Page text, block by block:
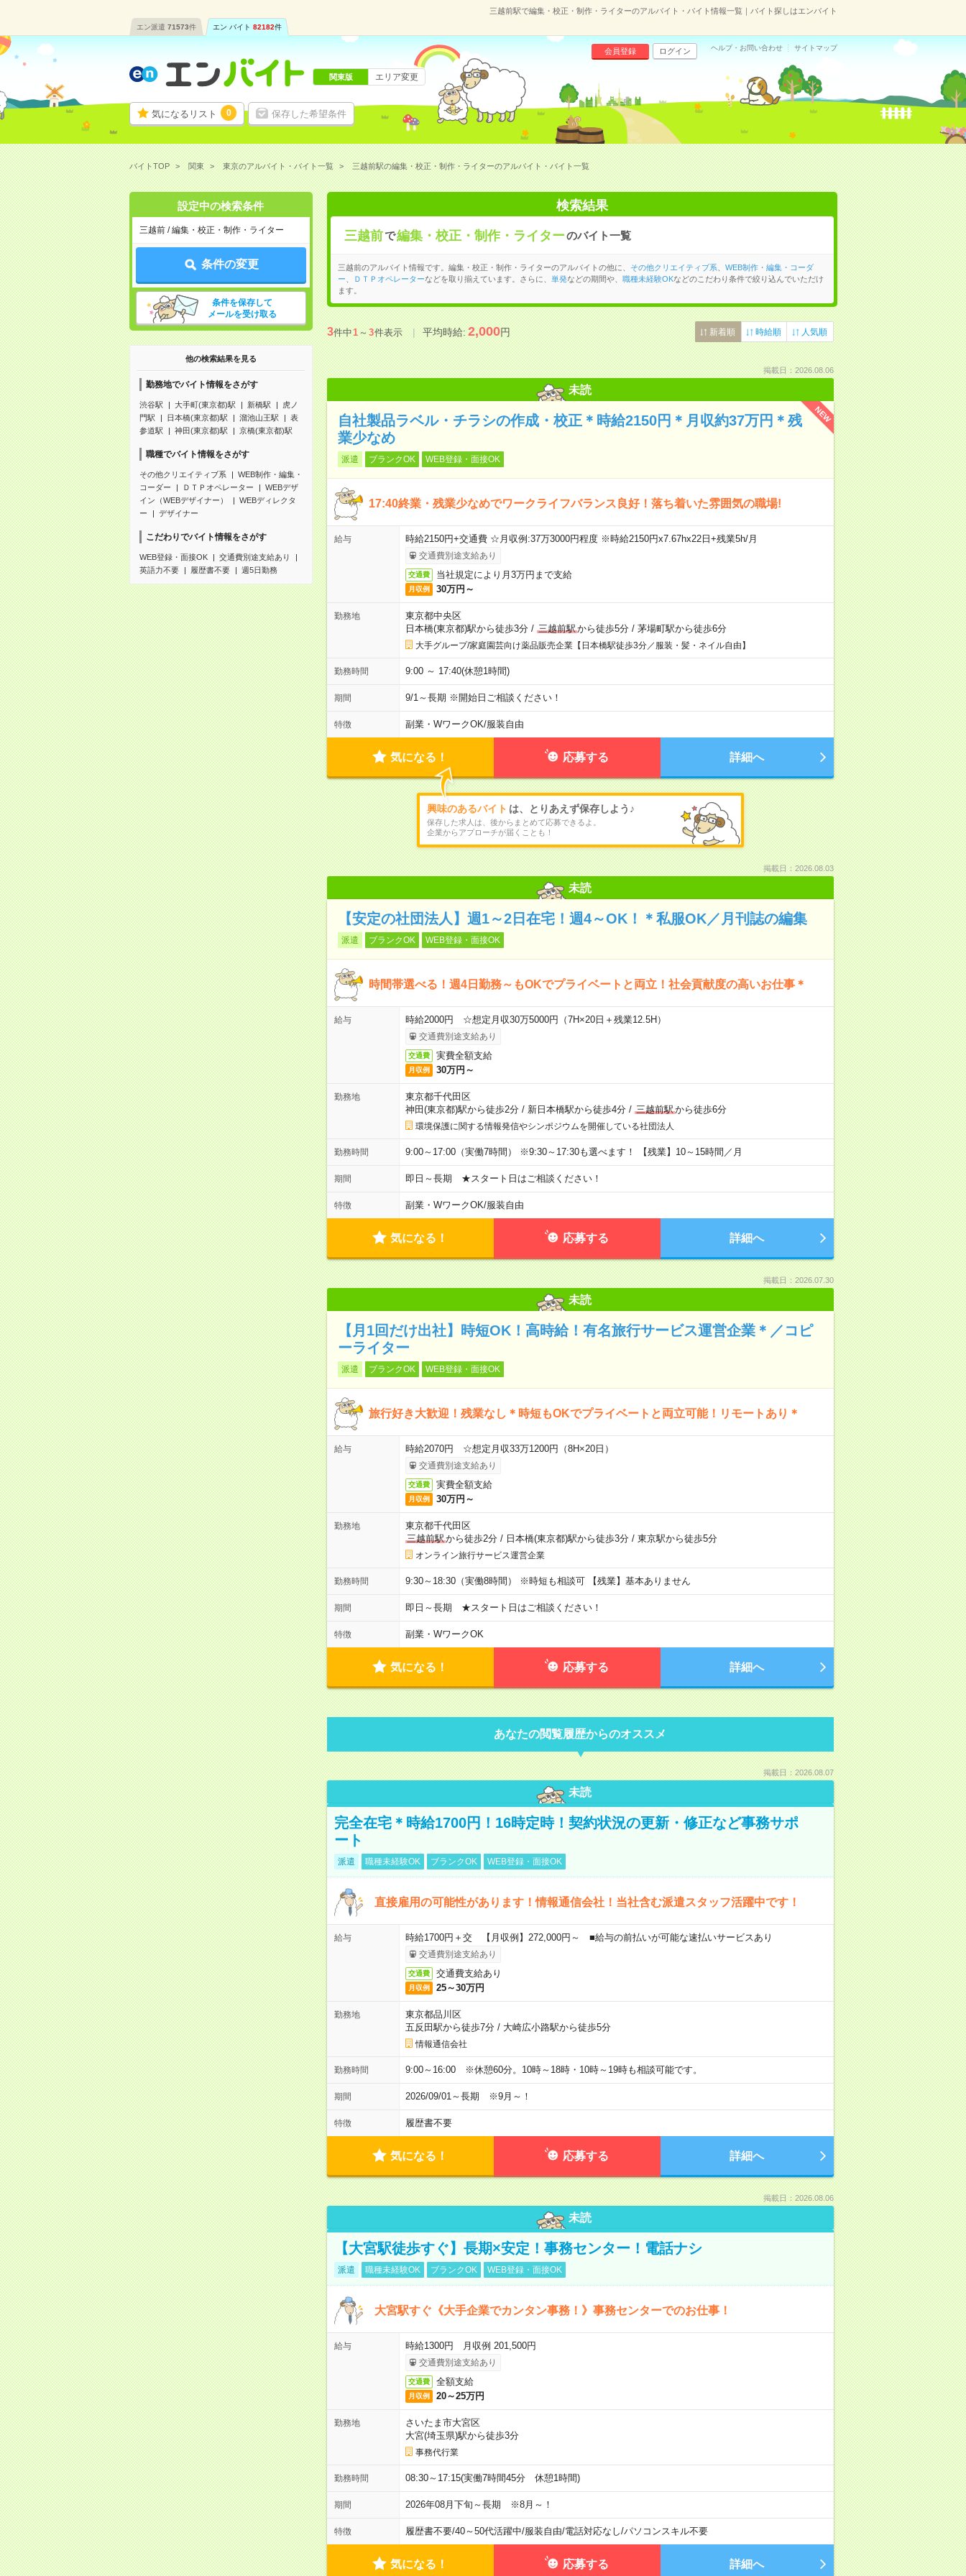
三越前駅で編集・校正・制作・ライターのアルバイト・バイト情報一覧｜バイト探しはエンバイト
エン派遣 71573件 エン バイト 82182件
気になるリスト 0 保存した希望条件
会員登録 ログイン ヘルプ・お問い合わせ サイトマップ
関東版 エリア変更
バイトTOP 関東 東京のアルバイト・バイト一覧 三越前駅の編集・校正・制作・ライターのアルバイト・バイト一覧
設定中の検索条件
三越前 / 編集・校正・制作・ライター
条件の変更
条件を保存して
メールを受け取る
他の検索結果を見る
勤務地でバイト情報をさがす
渋谷駅 大手町(東京都)駅 新橋駅
虎ノ
門駅
日本橋(東京都)駅 溜池山王駅
表
参道駅
神田(東京都)駅 京橋(東京都)駅
職種でバイト情報をさがす
その他クリエイティブ系
WEB制作・編集・
コーダー
ＤＴＰオペレーター
WEBデザ
イン（WEBデザイナー）
WEBディレクタ
ー
デザイナー
こだわりでバイト情報をさがす
WEB登録・面接OK
交通費別途支給あり
英語力不要
履歴書不要 週5日勤務
検索結果
三越前で編集・校正・制作・ライターのバイト一覧
三越前のアルバイト情報です。編集・校正・制作・ライターのアルバイトの他に、 その他クリエイティブ系
WEB制作・編集・コーダ
ー
ＤＴＰオペレーターなどを取り揃えています。さらに、 単発などの期間や、 職種未経験OKなどのこだわり条件で絞り込んでいただけ
ます。
3件中1～3件表示 平均時給:2,000円 新着順 時給順 人気順
掲載日：2026.08.06
未読
NEW
自社製品ラベル・チラシの作成・校正＊時給2150円＊月収約37万円＊残
業少なめ
派遣 ブランクOK WEB登録・面接OK
17:40終業・残業少なめでワークライフバランス良好！落ち着いた雰囲気の職場!
給与 時給2150円+交通費 ☆月収例:37万3000円程度 ※時給2150円x7.67hx22日+残業5h/月
交通費別途支給あり
交通費 当社規定により月3万円まで支給
月収例 30万円～
勤務地
東京都中央区
日本橋(東京都)駅から徒歩3分/ 三越前駅から徒歩5分/ 茅場町駅から徒歩6分
大手グループ/家庭園芸向け薬品販売企業【日本橋駅徒歩3分／服装・髪・ネイル自由】
勤務時間 9:00 ～ 17:40(休憩1時間)
期間 9/1～長期 ※開始日ご相談ください！
特徴 副業・WワークOK/服装自由
気になる！ 応募する 詳細へ
興味のあるバイト は、とりあえず保存しよう♪
保存した求人は、後からまとめて応募できるよ。
企業からアプローチが届くことも！
掲載日：2026.08.03
未読
【安定の社団法人】週1～2日在宅！週4～OK！＊私服OK／月刊誌の編集
派遣 ブランクOK WEB登録・面接OK
時間帯選べる！週4日勤務～もOKでプライベートと両立！社会貢献度の高いお仕事＊
給与 時給2000円 ☆想定月収30万5000円（7H×20日＋残業12.5H）
交通費別途支給あり
交通費 実費全額支給
月収例 30万円～
勤務地
東京都千代田区
神田(東京都)駅から徒歩2分/ 新日本橋駅から徒歩4分/ 三越前駅から徒歩6分
環境保護に関する情報発信やシンポジウムを開催している社団法人
勤務時間 9:00～17:00（実働7時間） ※9:30～17:30も選べます！ 【残業】10～15時間／月
期間 即日～長期 ★スタート日はご相談ください！
特徴 副業・WワークOK/服装自由
気になる！ 応募する 詳細へ
掲載日：2026.07.30
未読
【月1回だけ出社】時短OK！高時給！有名旅行サービス運営企業＊／コピ
ーライター
派遣 ブランクOK WEB登録・面接OK
旅行好き大歓迎！残業なし＊時短もOKでプライベートと両立可能！リモートあり＊
給与 時給2070円 ☆想定月収33万1200円（8H×20日）
交通費別途支給あり
交通費 実費全額支給
月収例 30万円～
勤務地
東京都千代田区
三越前駅から徒歩2分/ 日本橋(東京都)駅から徒歩3分/ 東京駅から徒歩5分
オンライン旅行サービス運営企業
勤務時間 9:30～18:30（実働8時間） ※時短も相談可 【残業】基本ありません
期間 即日～長期 ★スタート日はご相談ください！
特徴 副業・WワークOK
気になる！ 応募する 詳細へ
あなたの閲覧履歴からのオススメ
掲載日：2026.08.07
未読
完全在宅＊時給1700円！16時定時！契約状況の更新・修正など事務サポ
ート
派遣 職種未経験OK ブランクOK WEB登録・面接OK
直接雇用の可能性があります！情報通信会社！当社含む派遣スタッフ活躍中です！
給与 時給1700円＋交 【月収例】272,000円～ ■給与の前払いが可能な速払いサービスあり
交通費別途支給あり
交通費 交通費支給あり
月収例 25～30万円
勤務地
東京都品川区
五反田駅から徒歩7分/ 大崎広小路駅から徒歩5分
情報通信会社
勤務時間 9:00～16:00 ※休憩60分。10時～18時・10時～19時も相談可能です。
期間 2026/09/01～長期 ※9月～！
特徴 履歴書不要
気になる！ 応募する 詳細へ
掲載日：2026.08.06
未読
【大宮駅徒歩すぐ】長期×安定！事務センター！電話ナシ
派遣 職種未経験OK ブランクOK WEB登録・面接OK
大宮駅すぐ《大手企業でカンタン事務！》事務センターでのお仕事！
給与 時給1300円 月収例 201,500円
交通費別途支給あり
交通費 全額支給
月収例 20～25万円
勤務地
さいたま市大宮区
大宮(埼玉県)駅から徒歩3分
事務代行業
勤務時間 08:30～17:15(実働7時間45分 休憩1時間)
期間 2026年08月下旬～長期 ※8月～！
特徴 履歴書不要/40～50代活躍中/服装自由/電話対応なし/パソコンスキル不要
気になる！ 応募する 詳細へ